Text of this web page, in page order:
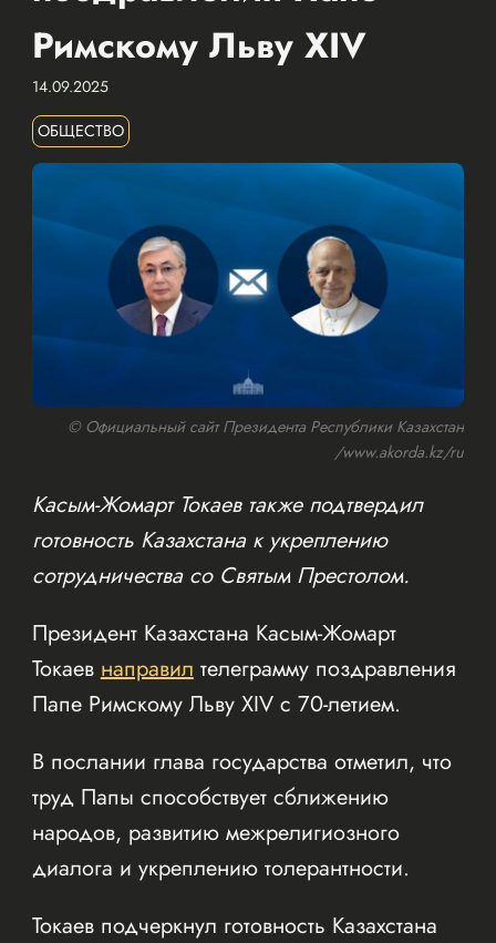
Римскому Льву XIV
14.09.2025
ОБЩЕСТВО
© Официальный сайт Президента Республики Казахстан
/www.akorda.kz/ru
Касым-Жомарт Токаев также подтвердил
готовность Казахстана к укреплению
сотрудничества со Святым Престолом.
Президент Казахстана Касым-Жомарт
Токаевнаправилтелеграмму поздравления
Папе Римскому Льву XIV с 70-летием.
В послании глава государства отметил, что
труд Папы способствует сближению
народов, развитию межрелигиозного
диалога и укреплению толерантности.
Токаев подчеркнул готовность Казахстана